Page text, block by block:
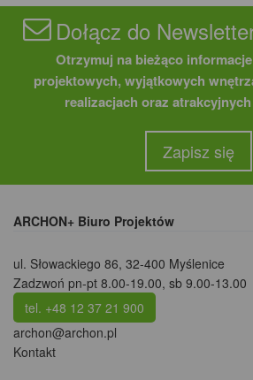
Dołącz do
Otrzymuj na bieżąco
projektowych, wyjątkowych
realizacjach oraz
Zapisz się
ARCHON+ Biuro Projektów
ul. Słowackiego 86, 32-400 Myślenice
Zadzwoń pn-pt 8.00-19.00, sb 9.00-13.00
tel. +48 12 37 21 900
archon@archon.pl
Kontakt